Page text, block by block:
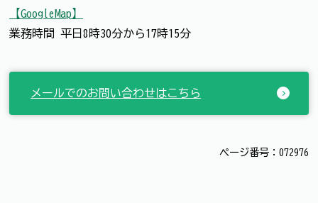
【GoogleMap】
業務時間 平日8時30分から17時15分
メールでのお問い合わせはこちら
ページ番号：072976